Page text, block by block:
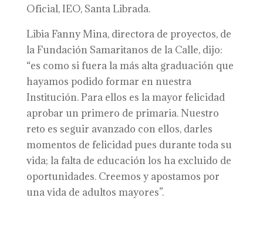
Oficial, IEO, Santa Librada.
Libia Fanny Mina, directora de proyectos, de
la Fundación Samaritanos de la Calle, dijo:
“es como si fuera la más alta graduación que
hayamos podido formar en nuestra
Institución. Para ellos es la mayor felicidad
aprobar un primero de primaria. Nuestro
reto es seguir avanzado con ellos, darles
momentos de felicidad pues durante toda su
vida; la falta de educación los ha excluido de
oportunidades. Creemos y apostamos por
una vida de adultos mayores”.